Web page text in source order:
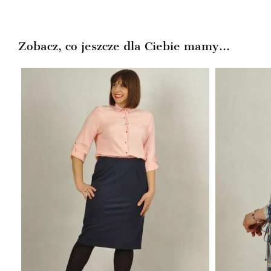
Zobacz, co jeszcze dla Ciebie mamy...